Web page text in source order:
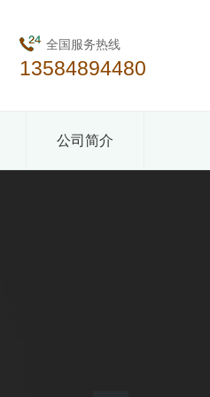
全国服务热线
13584894480
公司简介